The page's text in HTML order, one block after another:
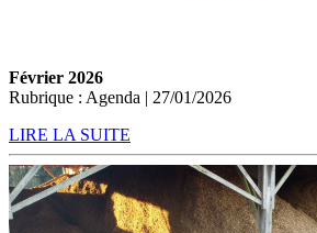
Février 2026
Rubrique : Agenda | 27/01/2026
LIRE LA SUITE